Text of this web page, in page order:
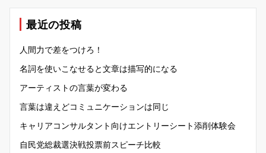
最近の投稿
人間力で差をつけろ！
名詞を使いこなせると文章は描写的になる
アーティストの言葉が変わる
言葉は違えどコミュニケーションは同じ
キャリアコンサルタント向けエントリーシート添削体験会
自民党総裁選決戦投票前スピーチ比較